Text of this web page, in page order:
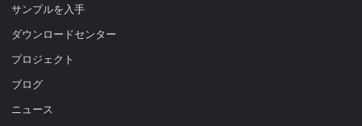
サンプルを入手
ダウンロードセンター
プロジェクト
ブログ
ニュース